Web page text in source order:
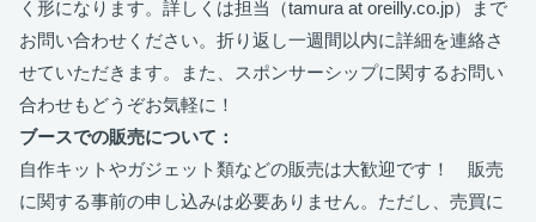
く形になります。詳しくは担当（tamura at oreilly.co.jp）まで
お問い合わせください。折り返し一週間以内に詳細を連絡さ
せていただきます。また、スポンサーシップに関するお問い
合わせもどうぞお気軽に！
ブースでの販売について：
自作キットやガジェット類などの販売は大歓迎です！ 販売
に関する事前の申し込みは必要ありません。ただし、売買に